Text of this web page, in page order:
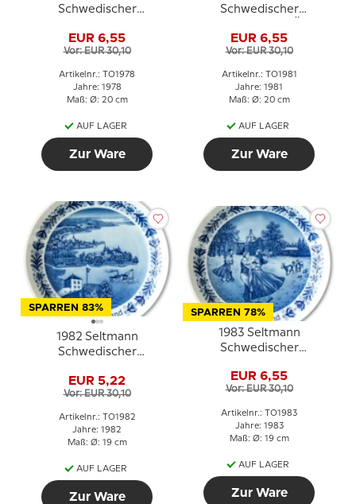
Schwedischer
Blekinge
EUR 6,55
Vor: EUR 30,10
Artikelnr.: TO1978
Jahre: 1978
Maß: Ø: 20 cm
AUF LAGER
Zur Ware
Schwedischer
EUR 6,55
Vor: EUR 30,10
Artikelnr.: TO1981
Jahre: 1981
Maß: Ø: 20 cm
AUF LAGER
Zur Ware
SPARREN 83%
1982 Seltmann
Schwedischer
Södermanland
EUR 5,22
Vor: EUR 30,10
Artikelnr.: TO1982
Jahre: 1982
Maß: Ø: 19 cm
AUF LAGER
Zur Ware
SPARREN 78%
1983 Seltmann
Schwedischer
Hälsingland
EUR 6,55
Vor: EUR 30,10
Artikelnr.: TO1983
Jahre: 1983
Maß: Ø: 19 cm
AUF LAGER
Zur Ware